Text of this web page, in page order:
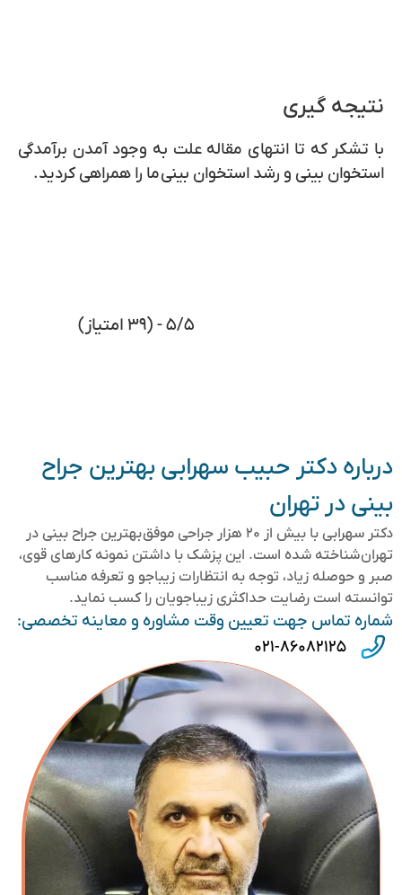
نتیجه گیری
با تشکر که تا انتهای مقاله علت به وجود آمدن برآمدگی
استخوان بینی و رشد استخوان بینیما را همراهی کردید.
۵/۵ - (۳۹ امتیاز)
درباره دکتر حبیب سهرابی بهترین جراح
بینی در تهران
دکتر سهرابی با بیش از ۲۰ هزار جراحی موفق بهترین جراح بینی در
تهران شناخته شده است. این پزشک با داشتن نمونه کارهای قوی،
صبر و حوصله زیاد، توجه به انتظارات زیباجو و تعرفه مناسب
توانسته است رضایت حداکثری زیباجویان را کسب نماید.
شماره تماس جهت تعیین وقت مشاوره و معاینه تخصصی:
۰۲۱-۸۶۰۸۲۱۲۵